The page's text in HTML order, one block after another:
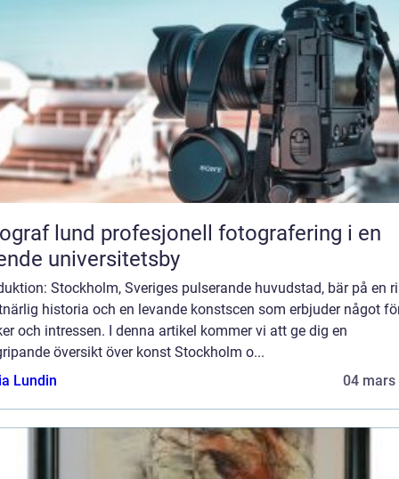
profesjonell fotografering i en
universitetsby
Stockholm, Sveriges pulserande huvudstad, bär på en
historia och en levande konstscen som erbjuder något
och intressen. I denna artikel kommer vi att ge dig en
översikt över konst Stockholm o...
Lundin
04 mars